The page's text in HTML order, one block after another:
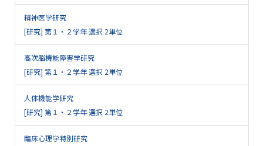
精神医学研究
[研究] 第１・２学年 選択 2単位
高次脳機能障害学研究
[研究] 第１・２学年 選択 2単位
人体機能学研究
[研究] 第１・２学年 選択 2単位
臨床心理学特別研究